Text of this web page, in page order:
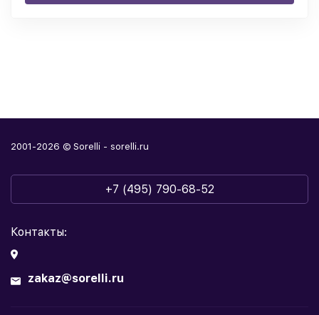
2001-2026 © Sorelli - sorelli.ru
+7 (495) 790-68-52
Контакты:
zakaz@sorelli.ru